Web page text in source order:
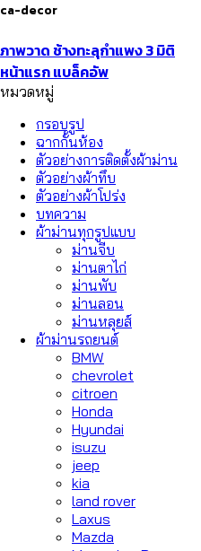
ca-decor
ภาพวาด ช้างทะลุกำแพง 3 มิติ
หน้าแรก แบล็คอัพ
หมวดหมู่
กรอบรูป
ฉากกั้นห้อง
ตัวอย่างการติดตั้งผ้าม่าน
ตัวอย่างผ้าทึบ
ตัวอย่างผ้าโปร่ง
บทความ
ผ้าม่านทุกรูปแบบ
ม่านจีบ
ม่านตาไก่
ม่านพับ
ม่านลอน
ม่านหลุยส์
ผ้าม่านรถยนต์
BMW
chevrolet
citroen
Honda
Hyundai
isuzu
jeep
kia
land rover
Laxus
Mazda